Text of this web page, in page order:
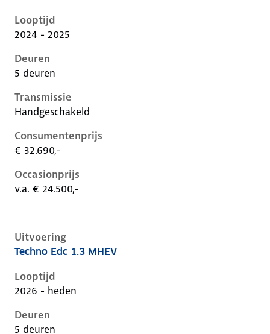
Looptijd
2024 - 2025
Deuren
5 deuren
Transmissie
Handgeschakeld
Consumentenprijs
€ 32.690,-
Occasionprijs
v.a. € 24.500,-
Uitvoering
Renault Captur ii-1e-facelift, 1.3 mhev, 103 kW,
Techno Edc 1.3 MHEV
Looptijd
2026 - heden
Deuren
5 deuren